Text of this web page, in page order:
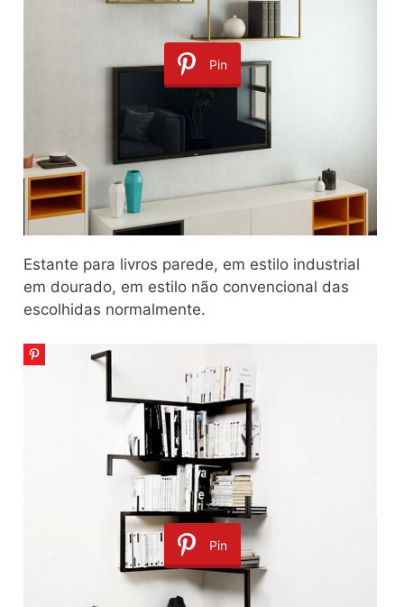
Pin
Estante para livros parede, em estilo industrial
em dourado, em estilo não convencional das
escolhidas normalmente.
Pin